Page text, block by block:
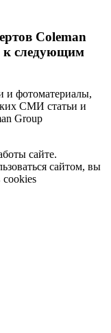
Coleman
к следующим
и фотоматериалы,
СМИ статьи и
Group
сайте.
сайтом, вы
cookies